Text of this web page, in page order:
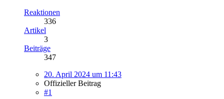
Reaktionen
336
Artikel
3
Beiträge
347
20. April 2024 um 11:43
Offizieller Beitrag
#1